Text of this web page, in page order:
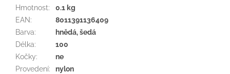
Hmotnost:
0.1 kg
EAN:
8011391136409
Barva:
hnědá, šedá
Délka:
100
Kočky:
ne
Provedení:
nylon